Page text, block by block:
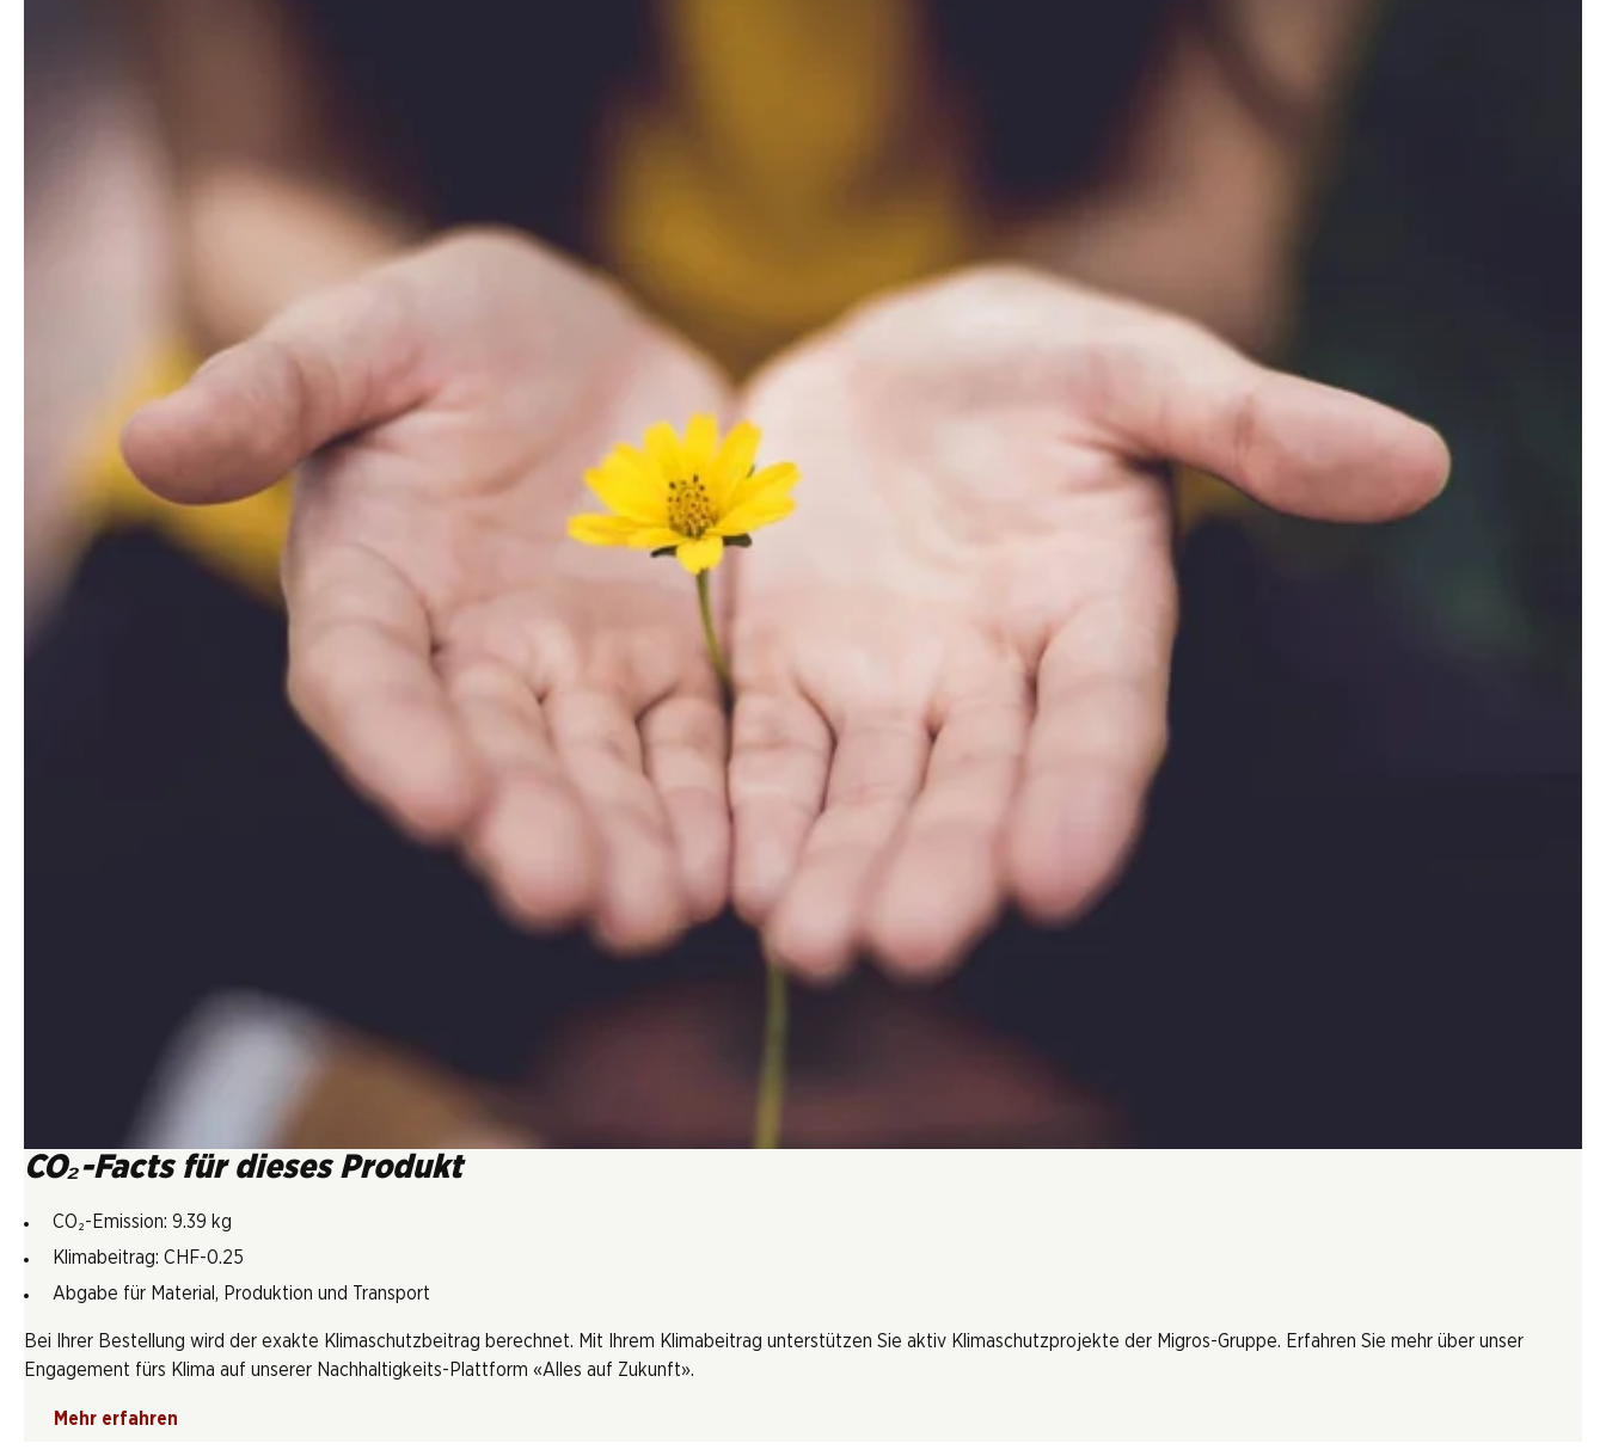
CO₂-Facts für dieses Produkt
CO₂-Emission: 9.39 kg
Klimabeitrag: CHF-0.25
Abgabe für Material, Produktion und Transport
Bei Ihrer Bestellung wird der exakte Klimaschutzbeitrag berechnet. Mit Ihrem Klimabeitrag unterstützen Sie aktiv Klimaschutzprojekte der Migros-Gruppe. Erfahren Sie mehr über unser
Engagement fürs Klima auf unserer Nachhaltigkeits-Plattform «Alles auf Zukunft».
Mehr erfahren